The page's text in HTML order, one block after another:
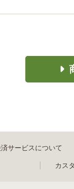
サービスについて
カス